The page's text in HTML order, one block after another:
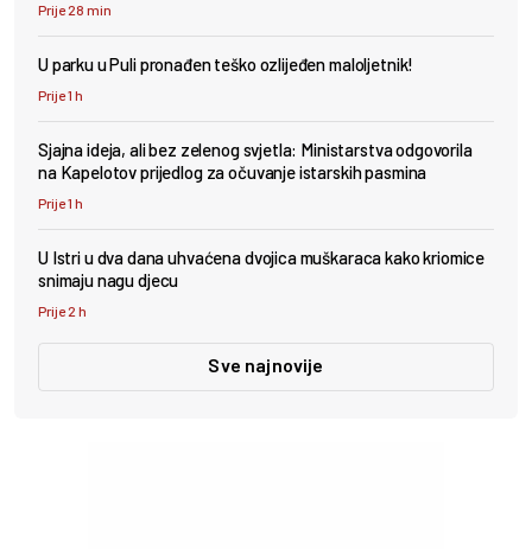
Prije 28 min
U parku u Puli pronađen teško ozlijeđen maloljetnik!
Prije 1 h
Sjajna ideja, ali bez zelenog svjetla: Ministarstva odgovorila
na Kapelotov prijedlog za očuvanje istarskih pasmina
Prije 1 h
U Istri u dva dana uhvaćena dvojica muškaraca kako kriomice
snimaju nagu djecu
Prije 2 h
Sve najnovije